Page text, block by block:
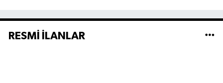
RESMİ İLANLAR